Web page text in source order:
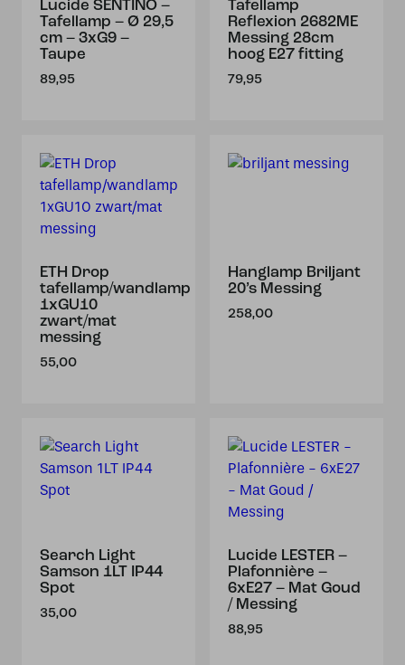
Lucide SENTINO –
Tafellamp – Ø 29,5
cm – 3xG9 –
Taupe
89,95
Tafellamp
Reflexion 2682ME
Messing 28cm
hoog E27 fitting
79,95
ETH Drop
tafellamp/wandlamp
1xGU10
zwart/mat
messing
55,00
Hanglamp Briljant
20’s Messing
258,00
Search Light
Samson 1LT IP44
Spot
35,00
Lucide LESTER –
Plafonnière –
6xE27 – Mat Goud
/ Messing
88,95